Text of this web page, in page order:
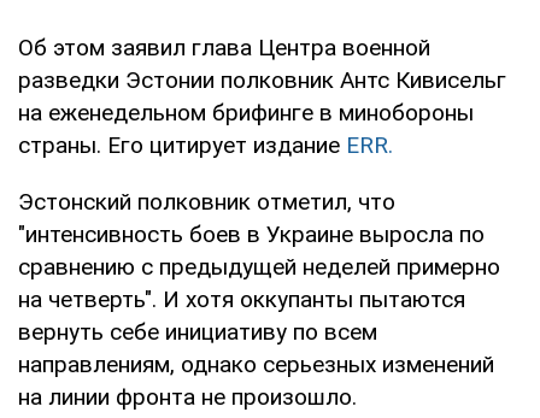
Об этом заявил глава Центра военной
разведки Эстонии полковник Антс Кивисельг
на еженедельном брифинге в минобороны
страны. Его цитирует издание ERR.
Эстонский полковник отметил, что
"интенсивность боев в Украине выросла по
сравнению с предыдущей неделей примерно
на четверть". И хотя оккупанты пытаются
вернуть себе инициативу по всем
направлениям, однако серьезных изменений
на линии фронта не произошло.